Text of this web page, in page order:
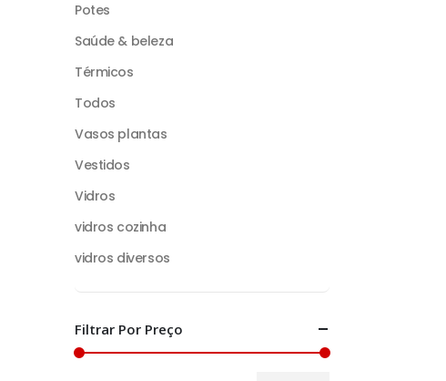
Potes
Saúde & beleza
Térmicos
Todos
Vasos plantas
Vestidos
Vidros
vidros cozinha
vidros diversos
Filtrar Por Preço